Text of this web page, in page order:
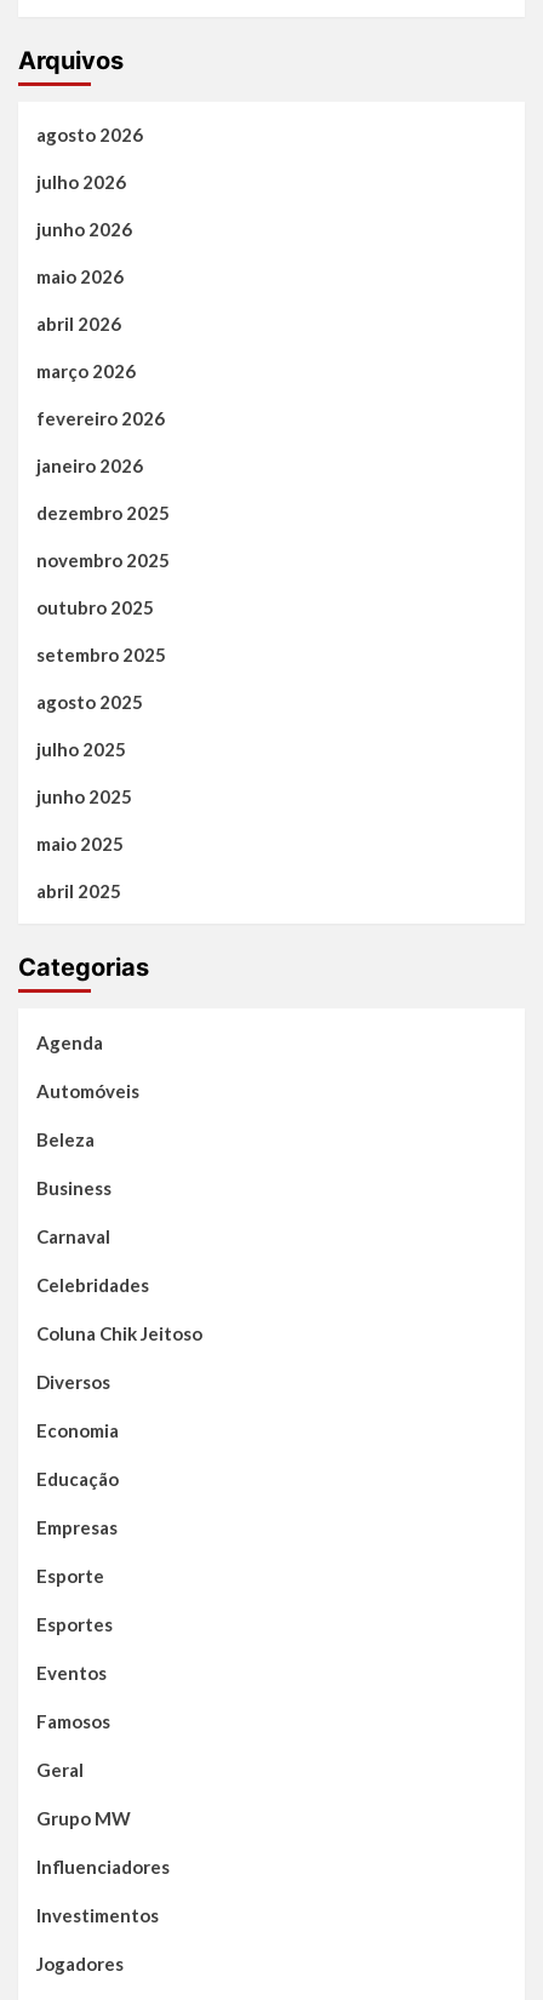
Arquivos
agosto 2026
julho 2026
junho 2026
maio 2026
abril 2026
março 2026
fevereiro 2026
janeiro 2026
dezembro 2025
novembro 2025
outubro 2025
setembro 2025
agosto 2025
julho 2025
junho 2025
maio 2025
abril 2025
Categorias
Agenda
Automóveis
Beleza
Business
Carnaval
Celebridades
Coluna Chik Jeitoso
Diversos
Economia
Educação
Empresas
Esporte
Esportes
Eventos
Famosos
Geral
Grupo MW
Influenciadores
Investimentos
Jogadores